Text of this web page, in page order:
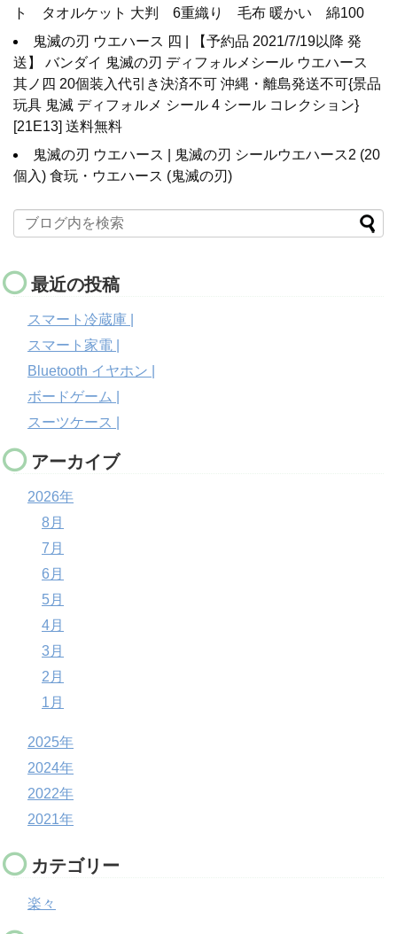
ト タオルケット 大判 6重織り 毛布 暖かい 綿100
鬼滅の刃 ウエハース 四 | 【予約品 2021/7/19以降 発
送】 バンダイ 鬼滅の刃 ディフォルメシール ウエハース
其ノ四 20個装入代引き決済不可 沖縄・離島発送不可{景品
玩具 鬼滅 ディフォルメ シール 4 シール コレクション}
[21E13] 送料無料
鬼滅の刃 ウエハース | 鬼滅の刃 シールウエハース2 (20
個入) 食玩・ウエハース (鬼滅の刃)
最近の投稿
スマート冷蔵庫 |
スマート家電 |
Bluetooth イヤホン |
ボードゲーム |
スーツケース |
アーカイブ
2026年
8月
7月
6月
5月
4月
3月
2月
1月
2025年
2024年
2022年
2021年
カテゴリー
楽々